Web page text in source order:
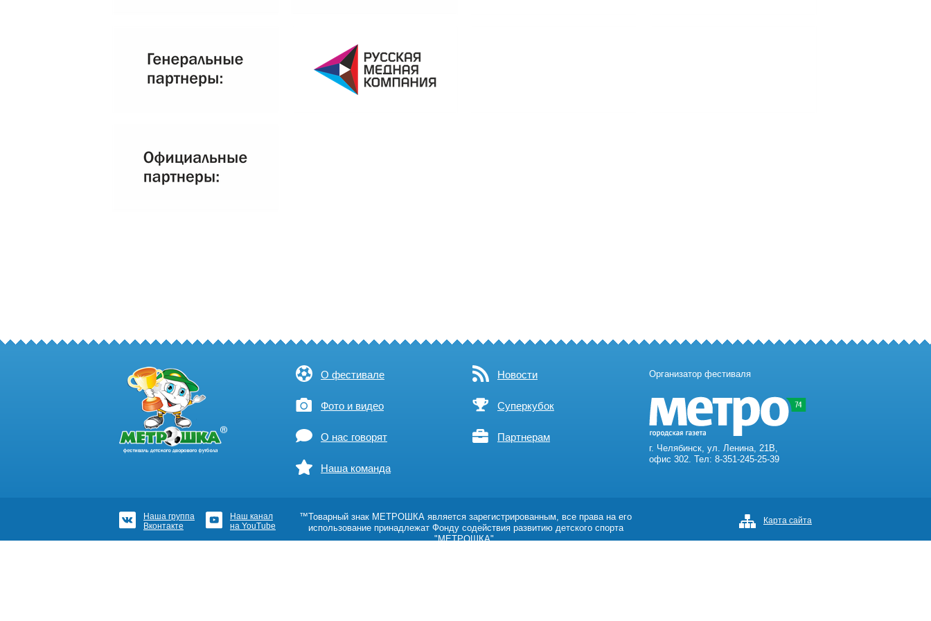
О фестивале Новости
Фото и видео Суперкубок
О нас говорят Партнерам
Наша команда
Организатор фестиваля
г. Челябинск, ул. Ленина, 21В,
офис 302. Тел: 8-351-245-25-39
Наша группа
Вконтакте
Наш канал
на YouTube
™Товарный знак МЕТРОШКА является зарегистрированным, все права на его
использование принадлежат Фонду содействия развитию детского спорта
"МЕТРОШКА".
Карта сайта